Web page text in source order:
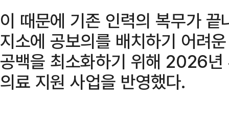
이 때문에 기존 인력의 복무가
지소에 공보의를 배치하기 어려
공백을 최소화하기 위해 2026년
의료 지원 사업을 반영했다.